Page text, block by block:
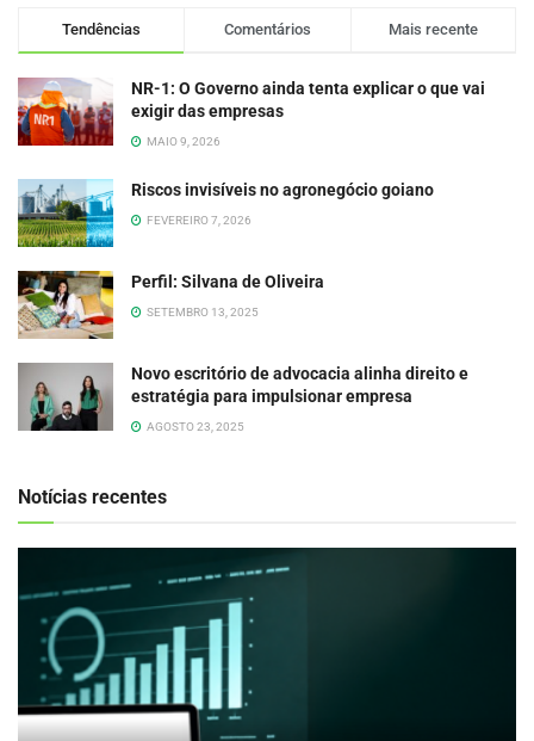
Tendências Comentários Mais recente
NR-1: O Governo ainda tenta explicar o que vai
exigir das empresas
MAIO 9, 2026
Riscos invisíveis no agronegócio goiano
FEVEREIRO 7, 2026
Perfil: Silvana de Oliveira
SETEMBRO 13, 2025
Novo escritório de advocacia alinha direito e
estratégia para impulsionar empresa
AGOSTO 23, 2025
Notícias recentes